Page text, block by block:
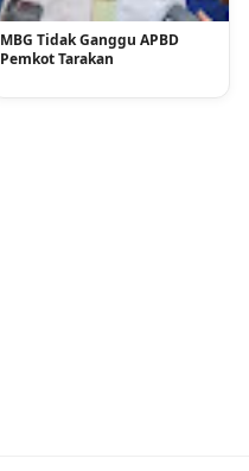
MBG Tidak Ganggu APBD
Pemkot Tarakan